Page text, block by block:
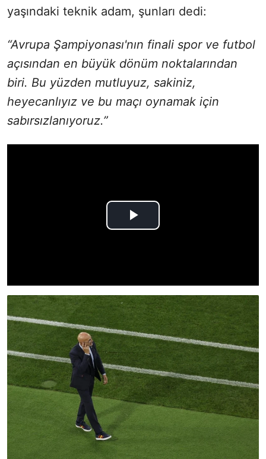
yaşındaki teknik adam, şunları dedi:
“Avrupa Şampiyonası'nın finali spor ve futbol
açısından en büyük dönüm noktalarından
biri. Bu yüzden mutluyuz, sakiniz,
heyecanlıyız ve bu maçı oynamak için
sabırsızlanıyoruz.”